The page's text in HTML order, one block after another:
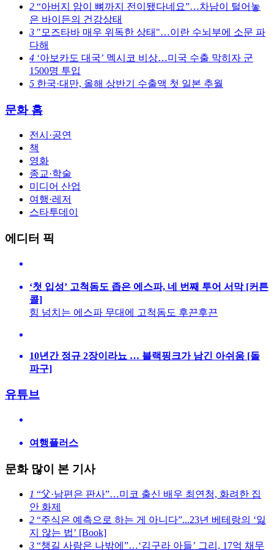
2 “아버지 암이 뼈까지 전이됐다네요”…차남이 털어놓
은 바이든의 건강상태
3 "모즈타바 매우 위독한 상태"…이란 수뇌부에 소문 파
다해
4 ‘아보카도 대국’ 멕시코 비상…미국 수출 막히자 군
1500명 투입
5 한국·대만, 올해 상반기 수출액 첫 일본 추월
문화 홈
전시·공연
책
영화
종교·학술
미디어 산업
여행·레저
스타투데이
에디터 픽
‘첫 입성’ 고척돔도 좁은 에스파, 네 번째 투어 서막 [커튼
콜]
힘 넘치는 에스파 무대에 고척돔도 후끈후끈
10년간 정규 2장이라뇨 … 블랙핑크가 남긴 아쉬움 [돌
파구]
유튜브
여행플러스
문화 많이 본 기사
1 “父·남편은 판사”…미코 출신 배우 최연청, 화려한 집
안 화제
2 “주식은 예측으로 하는 게 아니다”...23년 베테랑의 ‘잃
지 않는 법’ [Book]
3 “챙길 사람은 나밖에”…‘김구라 아들’ 그리, 17억 채무